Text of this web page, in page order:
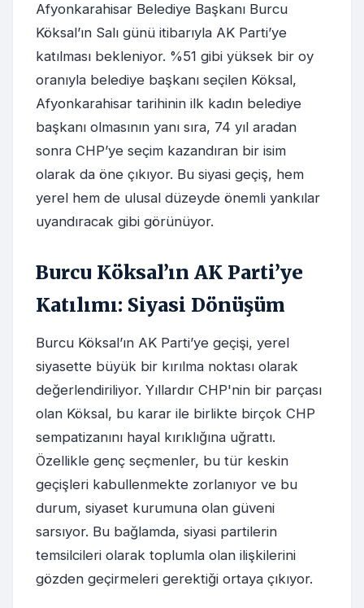
Afyonkarahisar Belediye Başkanı Burcu
Köksal’ın Salı günü itibarıyla AK Parti’ye
katılması bekleniyor. %51 gibi yüksek bir oy
oranıyla belediye başkanı seçilen Köksal,
Afyonkarahisar tarihinin ilk kadın belediye
başkanı olmasının yanı sıra, 74 yıl aradan
sonra CHP’ye seçim kazandıran bir isim
olarak da öne çıkıyor. Bu siyasi geçiş, hem
yerel hem de ulusal düzeyde önemli yankılar
uyandıracak gibi görünüyor.
Burcu Köksal’ın AK Parti’ye
Katılımı: Siyasi Dönüşüm
Burcu Köksal’ın AK Parti’ye geçişi, yerel
siyasette büyük bir kırılma noktası olarak
değerlendiriliyor. Yıllardır CHP'nin bir parçası
olan Köksal, bu karar ile birlikte birçok CHP
sempatizanını hayal kırıklığına uğrattı.
Özellikle genç seçmenler, bu tür keskin
geçişleri kabullenmekte zorlanıyor ve bu
durum, siyaset kurumuna olan güveni
sarsıyor. Bu bağlamda, siyasi partilerin
temsilcileri olarak toplumla olan ilişkilerini
gözden geçirmeleri gerektiği ortaya çıkıyor.